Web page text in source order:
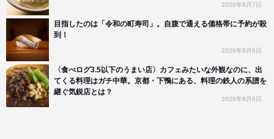
2026年8月7日
目指したのは「令和の町寿司」。自腹で通える価格帯に予約が殺
到！
2026年8月6日
〈食べログ3.5以下のうまい店〉カフェみたいな外観なのに、出
てくる料理はガチ中華。京都・下鴨にある、料理の鉄人の系譜を
継ぐ気鋭店とは？
2026年8月6日